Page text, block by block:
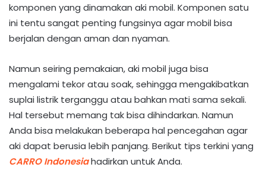
komponen yang dinamakan aki mobil. Komponen satu
ini tentu sangat penting fungsinya agar mobil bisa
berjalan dengan aman dan nyaman.
Namun seiring pemakaian, aki mobil juga bisa
mengalami tekor atau soak, sehingga mengakibatkan
suplai listrik terganggu atau bahkan mati sama sekali.
Hal tersebut memang tak bisa dihindarkan. Namun
Anda bisa melakukan beberapa hal pencegahan agar
aki dapat berusia lebih panjang. Berikut tips terkini yang
CARRO Indonesiahadirkan untuk Anda.